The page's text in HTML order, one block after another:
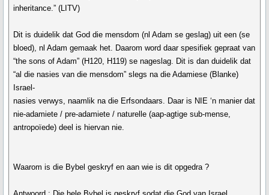
inheritance.” (LITV)
Dit is duidelik dat God die mensdom (nl Adam se geslag) uit een (se
bloed), nl Adam gemaak het. Daarom word daar spesifiek gepraat van
“the sons of Adam” (H120, H119) se nageslag. Dit is dan duidelik dat
“al die nasies van die mensdom” slegs na die Adamiese (Blanke)
Israel-
nasies verwys, naamlik na die Erfsondaars. Daar is NIE ‘n manier dat
nie-adamiete / pre-adamiete / naturelle (aap-agtige sub-mense,
antropoïede) deel is hiervan nie.
Waarom is die Bybel geskryf en aan wie is dit opgedra ?